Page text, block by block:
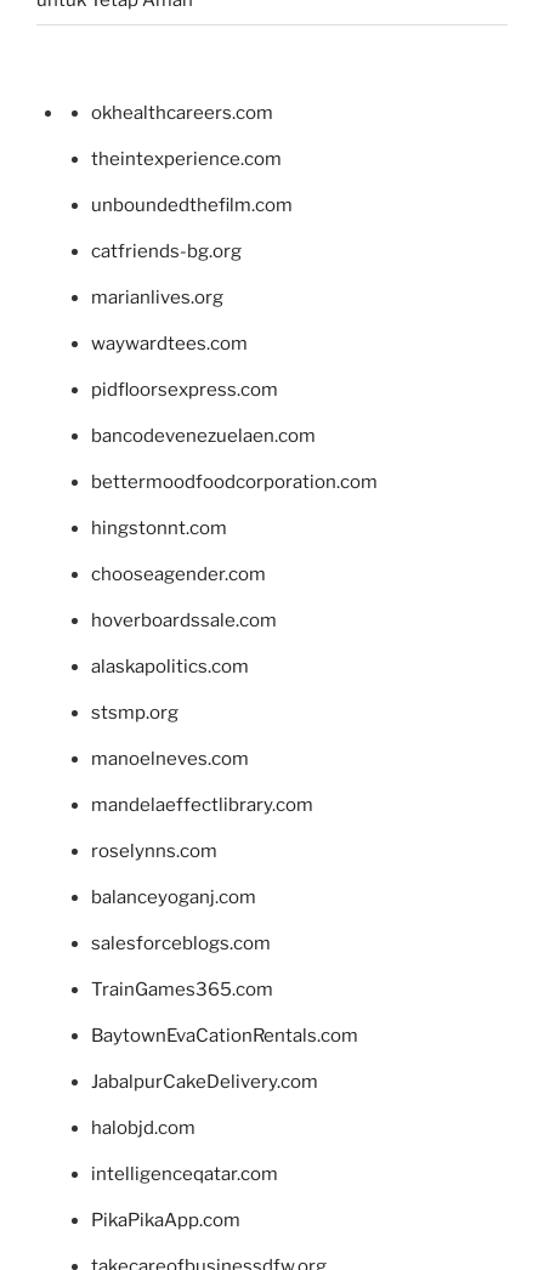
okhealthcareers.com
theintexperience.com
unboundedthefilm.com
catfriends-bg.org
marianlives.org
waywardtees.com
pidfloorsexpress.com
bancodevenezuelaen.com
bettermoodfoodcorporation.com
hingstonnt.com
chooseagender.com
hoverboardssale.com
alaskapolitics.com
stsmp.org
manoelneves.com
mandelaeffectlibrary.com
roselynns.com
balanceyoganj.com
salesforceblogs.com
TrainGames365.com
BaytownEvaCationRentals.com
JabalpurCakeDelivery.com
halobjd.com
intelligenceqatar.com
PikaPikaApp.com